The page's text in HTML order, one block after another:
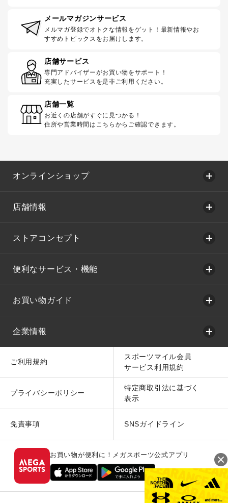
メールマガジンサービス
メルマガ登録でオトクな情報をゲット！最新情報やお
すすめトピックスをお届けします。
店舗サービス
専門アドバイザーがお買い物をサポート！
充実したサービスを是非ご利用ください。
店舗一覧
お近くの店舗がすぐに見つかる！
住所や営業時間はこちらからご確認できます。
オンラインショップ
店舗情報
ストアコンセプト
便利なサービス・機能
お買い物ガイド
企業情報
ご利用規約
スポーツマイル会員
サービス利用規約
プライバシーポリシー
特定商取引法に基づく
表示
免責事項 SNSガイドライン
お買い物が便利に！メガスポーツ公式アプリ